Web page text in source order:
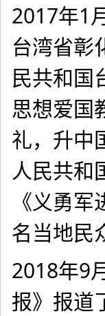
2017年1
台湾省彰
民共和国
思想爱国
礼，升中
人民共和
《义勇
名当地民
2018年9
报》报道